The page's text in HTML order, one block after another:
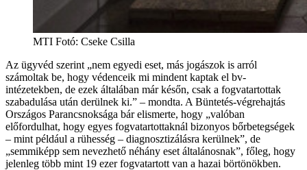
MTI Fotó: Cseke Csilla
Az ügyvéd szerint „nem egyedi eset, más jogászok is arról
számoltak be, hogy védenceik mi mindent kaptak el bv-
intézetekben, de ezek általában már későn, csak a fogvatartottak
szabadulása után derülnek ki.” – mondta. A Büntetés-végrehajtás
Országos Parancsnoksága bár elismerte, hogy „valóban
előfordulhat, hogy egyes fogvatartottaknál bizonyos bőrbetegségek
– mint például a rühesség – diagnosztizálásra kerülnek”, de
„semmiképp sem nevezhető néhány eset általánosnak”, főleg, hogy
jelenleg több mint 19 ezer fogvatartott van a hazai börtönökben.